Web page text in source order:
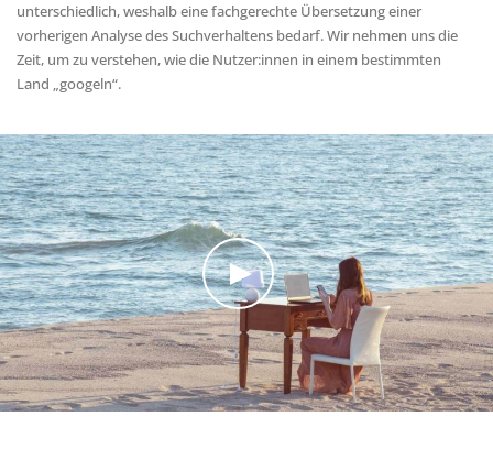
unterschiedlich, weshalb eine fachgerechte Übersetzung einer
vorherigen Analyse des Suchverhaltens bedarf. Wir nehmen uns die
Zeit, um zu verstehen, wie die Nutzer:innen in einem bestimmten
Land „googeln“.